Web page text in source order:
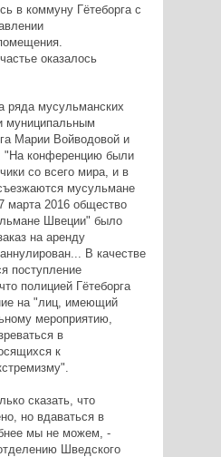
в коммуну Гётеборга с
оказалось
ряда мусульманских
муниципальным
Марии Войводовой и
конференцию были
со всего мира, и в
мусульмане
марта 2016 общество
Швеции" было
на аренду
В качестве
поступление
полицией Гётеборга
на "лиц, имеющий
мероприятию,
в
к
сказать, что
но вдаваться в
мы не можем, -
Шведского